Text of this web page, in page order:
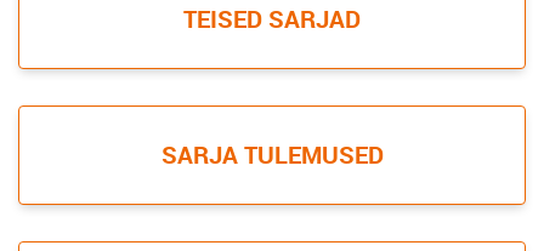
TEISED SARJAD
SARJA TULEMUSED